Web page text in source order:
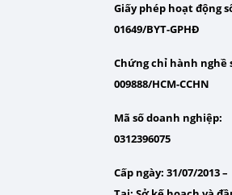
Giấy phép hoạt động
01649/BYT-GPHĐ
Chứng chỉ hành nghề
009888/HCM-CCHN
Mã số doanh nghiệp:
0312396075
Cấp ngày: 31/07/2013 –